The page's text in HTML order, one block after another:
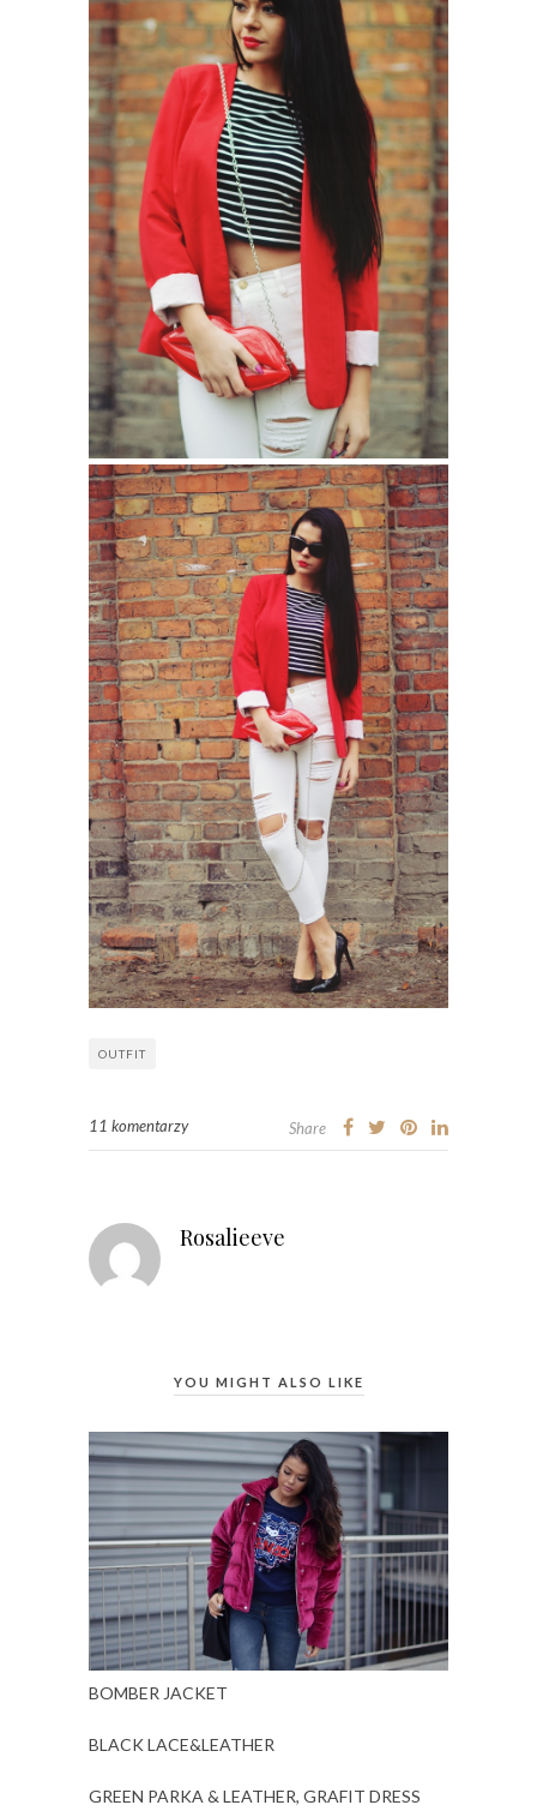
OUTFIT
11 komentarzy Share
Rosalieeve
YOU MIGHT ALSO LIKE
BOMBER JACKET
BLACK LACE&LEATHER
GREEN PARKA & LEATHER, GRAFIT DRESS